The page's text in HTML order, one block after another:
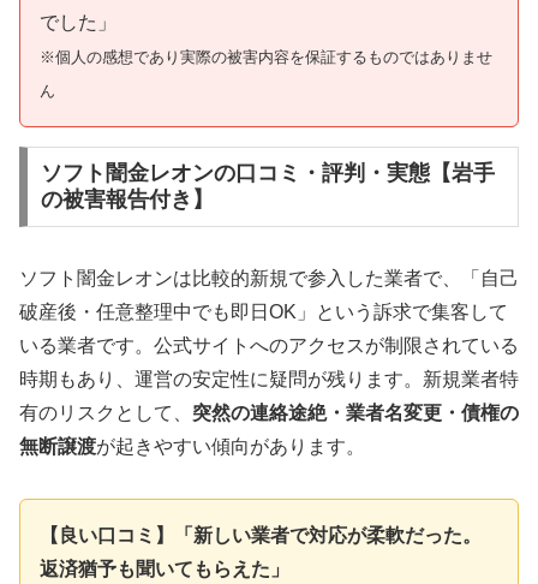
でした」
※個人の感想であり実際の被害内容を保証するものではありませ
ん
ソフト闇金レオンの口コミ・評判・実態【岩手
の被害報告付き】
ソフト闇金レオンは比較的新規で参入した業者で、「自己
破産後・任意整理中でも即日OK」という訴求で集客して
いる業者です。公式サイトへのアクセスが制限されている
時期もあり、運営の安定性に疑問が残ります。新規業者特
有のリスクとして、 突然の連絡途絶・業者名変更・債権の
無断譲渡が起きやすい傾向があります。
【良い口コミ】「新しい業者で対応が柔軟だった。
返済猶予も聞いてもらえた」